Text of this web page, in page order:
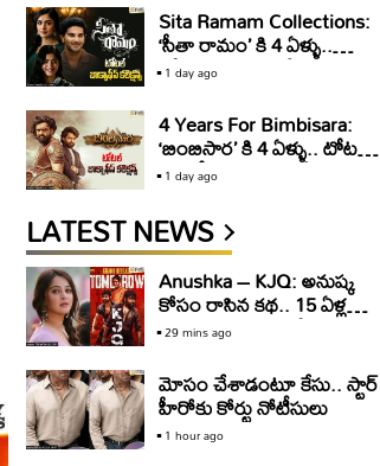
Sita Ramam Collections:
‘సీతా రామం’ కి 4 ఏళ్ళు..
టోటల్ కలెక్షన్స్ ఇవే
1 day ago
4 Years For Bimbisara:
‘బింబిసార’ కి 4 ఏళ్ళు.. టోటల్
బాక్సాఫీస్ కలెక్షన్స్ ఇవే
1 day ago
LATEST NEWS
Anushka – KJQ: అనుష్క
కోసం రాసిన కథ.. 15 ఏళ్ల
తర్వాత సినిమాగా రిలీజ్‌..
29 mins ago
మోసం చేశాడంటూ కేసు.. స్టార్‌
హీరోకు కోర్టు నోటీసులు
1 hour ago